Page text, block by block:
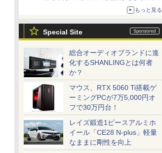
もっと見る
Special Site
総合オーディオブランドに進
化するSHANLINGとは何者
か？
マウス、RTX 5060 Ti搭載ゲ
ーミングPCが7万5,000円オ
フで30万円台！
レイズ鍛造1ピースアルミホ
イール「CE28 N-plus」軽量
なままに剛性を向上